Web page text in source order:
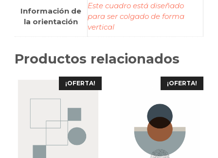
Información de
la orientación
Este cuadro está diseñado
para ser colgado de forma
vertical
Productos relacionados
¡OFERTA! ¡OFERTA!